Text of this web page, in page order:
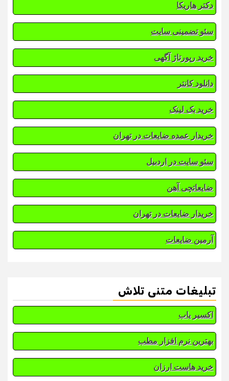
دکتر هاریکا
سئو تضمینی سایت
خرید رپورتاژ آگهی
دانلود کانتر
خرید بک لینک
خریدار عمده ضایعات در تهران
سئو سایت در اردبیل
ضایعاتچی آهن
خریدار ضایعات در تهران
آرمین ضایعات
تبلیغات متنی تلاش
اکسیر یاب
بهترین نرم افزار مطب
خرید هاست ارزان